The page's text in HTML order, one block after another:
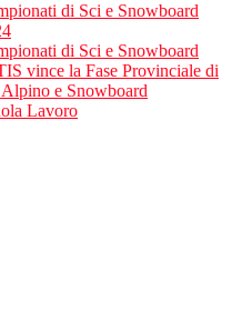
di Sci e Snowboard
di Sci e Snowboard
vince la Fase Provinciale di
Alpino e Snowboard
Lavoro